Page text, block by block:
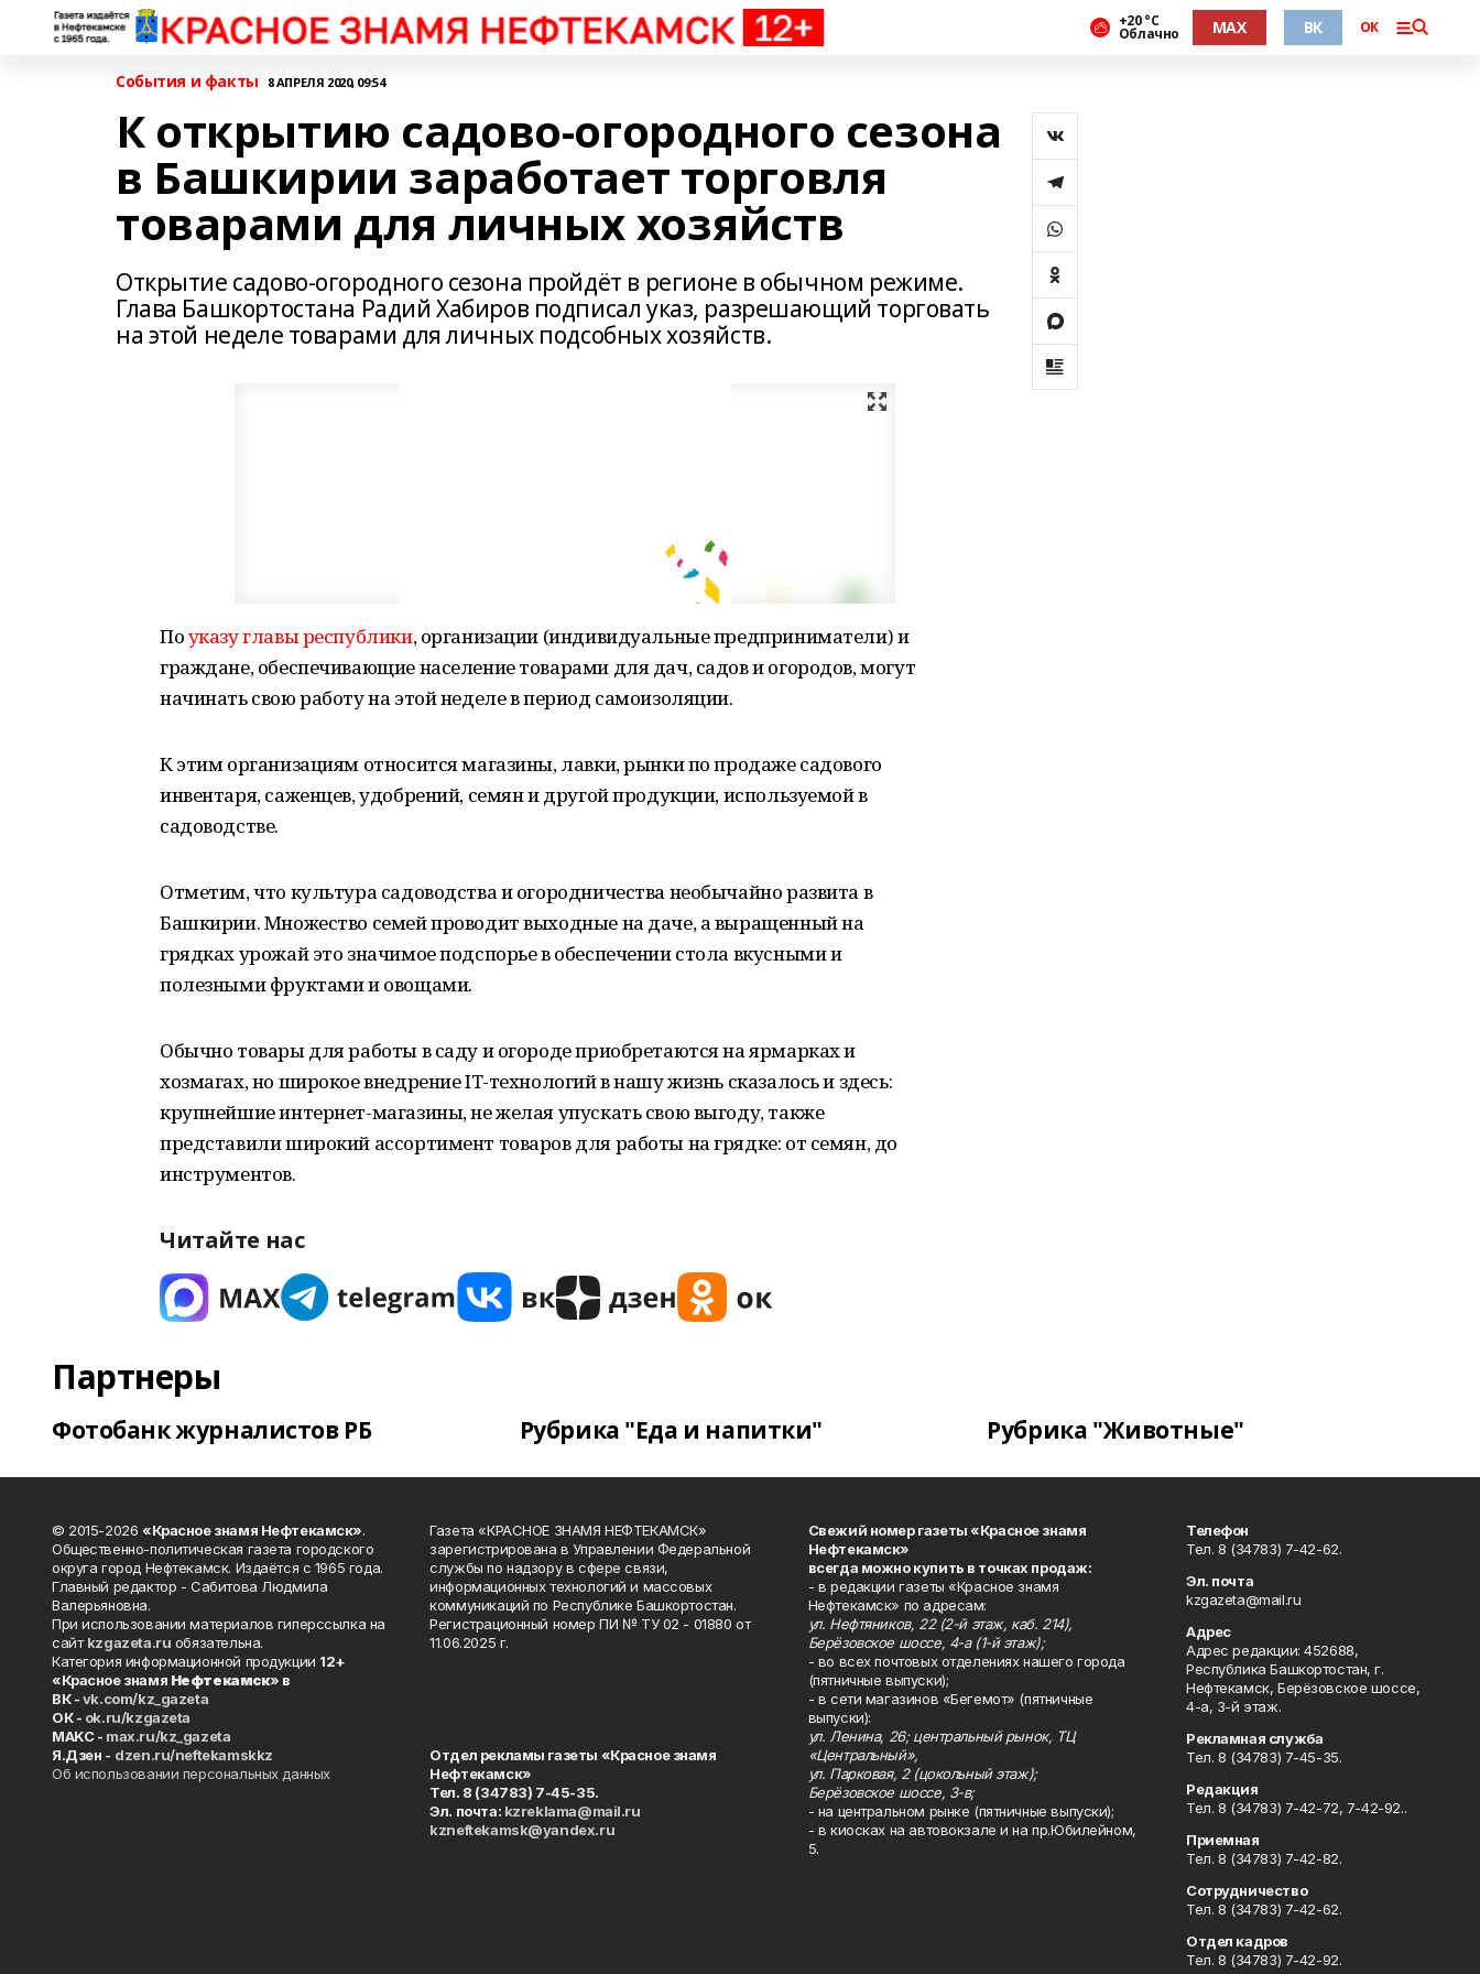
+20 °С
Облачно MAX ВК ОК
События и факты 8 АПРЕЛЯ 2020, 09:54
К открытию садово-огородного сезона
в Башкирии заработает торговля
товарами для личных хозяйств
Открытие садово-огородного сезона пройдёт в регионе в обычном режиме.
Глава Башкортостана Радий Хабиров подписал указ, разрешающий торговать
на этой неделе товарами для личных подсобных хозяйств.
Поуказу главы республики, организации (индивидуальные предприниматели) и
граждане, обеспечивающие население товарами для дач, садов и огородов, могут
начинать свою работу на этой неделе в период самоизоляции.
К этим организациям относится магазины, лавки, рынки по продаже садового
инвентаря, саженцев, удобрений, семян и другой продукции, используемой в
садоводстве.
Отметим, что культура садоводства и огородничества необычайно развита в
Башкирии. Множество семей проводит выходные на даче, а выращенный на
грядках урожай это значимое подспорье в обеспечении стола вкусными и
полезными фруктами и овощами.
Обычно товары для работы в саду и огороде приобретаются на ярмарках и
хозмагах, но широкое внедрение IT-технологий в нашу жизнь сказалось и здесь:
крупнейшие интернет-магазины, не желая упускать свою выгоду, также
представили широкий ассортимент товаров для работы на грядке: от семян, до
инструментов.
Читайте нас
Партнеры
Фотобанк журналистов РБ Рубрика "Еда и напитки" Рубрика "Животные"
© 2015-2026 «Красное знамя Нефтекамск».
Общественно-политическая газета городского
округа город Нефтекамск. Издаётся с 1965 года.
Главный редактор - Сабитова Людмила
Валерьяновна.
При использовании материалов гиперссылка на
сайтkzgazeta.ru обязательна.
Категория информационной продукции 12+
«Красное знамя Нефтекамск» в
ВК -vk.com/kz_gazeta
ОК - ok.ru/kzgazeta
MAKC - max.ru/kz_gazeta
Я.Дзен - dzen.ru/neftekamskkz
Об использовании персональных данных
Газета «КРАСНОЕ ЗНАМЯ НЕФТЕКАМСК»
зарегистрирована в Управлении Федеральной
службы по надзору в сфере связи,
информационных технологий и массовых
коммуникаций по Республике Башкортостан.
Регистрационный номер ПИ № ТУ 02 - 01880 от
11.06.2025 г.
Отдел рекламы газеты «Красное знамя
Нефтекамск»
Тел. 8 (34783) 7-45-35.
Эл. почта: kzreklama@mail.ru
kzneftekamsk@yandex.ru
Свежий номер газеты «Красное знамя
Нефтекамск»
всегда можно купить в точках продаж:
- в редакции газеты «Красное знамя
Нефтекамск» по адресам:
ул. Нефтяников, 22 (2-й этаж, каб. 214),
Берёзовское шоссе, 4-а (1-й этаж);
- во всех почтовых отделениях нашего города
(пятничные выпуски);
- в сети магазинов «Бегемот» (пятничные
выпуски):
ул. Ленина, 26; центральный рынок, ТЦ
«Центральный»,
ул. Парковая, 2 (цокольный этаж);
Берёзовское шоссе, 3-в;
- на центральном рынке (пятничные выпуски);
- в киосках на автовокзале и на пр.Юбилейном,
5.
Телефон
Тел. 8 (34783) 7-42-62.
Эл. почта
kzgazeta@mail.ru
Адрес
Адрес редакции: 452688,
Республика Башкортостан, г.
Нефтекамск, Берёзовское шоссе,
4-а, 3-й этаж.
Рекламная служба
Тел. 8 (34783) 7-45-35.
Редакция
Тел. 8 (34783) 7-42-72, 7-42-92..
Приемная
Тел. 8 (34783) 7-42-82.
Сотрудничество
Тел. 8 (34783) 7-42-62.
Отдел кадров
Тел. 8 (34783) 7-42-92.